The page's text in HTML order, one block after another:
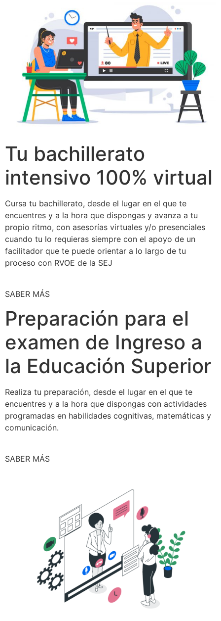
Tu bachillerato
intensivo 100% virtual
Cursa tu bachillerato, desde el lugar en el que te
encuentres y a la hora que dispongas y avanza a tu
propio ritmo, con asesorías virtuales y/o presenciales
cuando tu lo requieras siempre con el apoyo de un
facilitador que te puede orientar a lo largo de tu
proceso con RVOE de la SEJ
SABER MÁS
Preparación para el
examen de Ingreso a
la Educación Superior
Realiza tu preparación, desde el lugar en el que te
encuentres y a la hora que dispongas con actividades
programadas en habilidades cognitivas, matemáticas y
comunicación.
SABER MÁS